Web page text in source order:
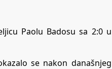
Paolu Badosu sa 2:0 u
se nakon današnjeg